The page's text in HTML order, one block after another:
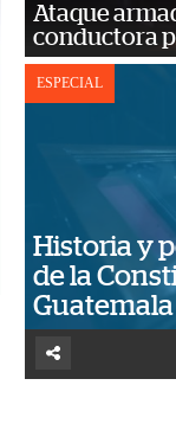
Ataque
conductora
ESPECIAL
Historia y
de la
Guatemala